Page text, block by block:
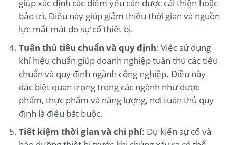
giúp xác định các điểm yếu cần được cải thiện hoặc
bảo trì. Điều này giúp giảm thiểu thời gian và nguồn
lực mất mát do sự cố thiết bị.
Tuân thủ tiêu chuẩn và quy định: Việc sử dụng
khí hiệu chuẩn giúp doanh nghiệp tuân thủ các tiêu
chuẩn và quy định ngành công nghiệp. Điều này
đặc biệt quan trọng trong các ngành như dược
phẩm, thực phẩm và năng lượng, nơi tuân thủ quy
định là điều bắt buộc.
Tiết kiệm thời gian và chi phí: Dự kiến sự cố và